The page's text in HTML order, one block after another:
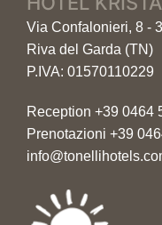
Via Confalonieri, 8 -
Riva del Garda (TN)
P.IVA: 01570110229
Reception +39 0464
Prenotazioni +39